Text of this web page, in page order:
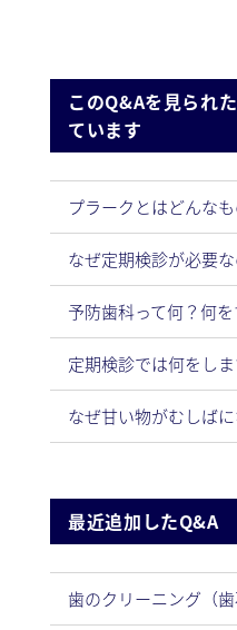
このQ&Aを見られ
ています
プラークとはどんな
なぜ定期検診が必要
予防歯科って何？何を
定期検診では何をしま
なぜ甘い物がむしば
最近追加したQ&A